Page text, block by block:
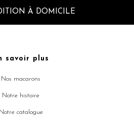
À DOMICILE
savoir plus
Nos macarons
Notre histoire
Notre catalogue